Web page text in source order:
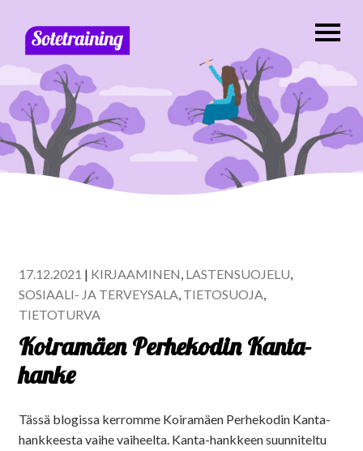
17.12.2021 | KIRJAAMINEN, LASTENSUOJELU,
SOSIAALI- JA TERVEYSALA, TIETOSUOJA,
TIETOTURVA
Koiramäen Perhekodin Kanta-
hanke
Tässä blogissa kerromme Koiramäen Perhekodin Kanta-
hankkeesta vaihe vaiheelta. Kanta-hankkeen suunniteltu